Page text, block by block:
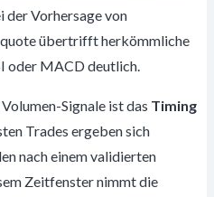
der Vorhersage von
übertrifft herkömmliche
oder MACD deutlich.
Signale ist das Timing
Trades ergeben sich
nach einem validierten
Zeitfenster nimmt die